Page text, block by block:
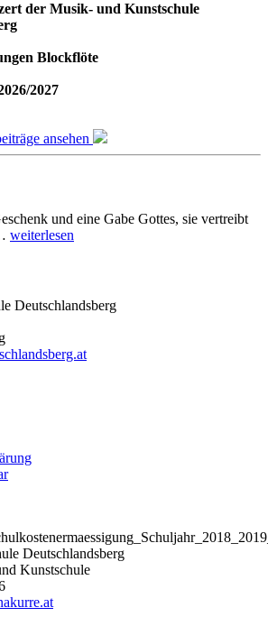
der Musik- und Kunstschule
Blockflöte
2027
ansehen
und eine Gabe Gottes, sie vertreibt
weiterlesen
Deutschlandsberg
Kunstschule